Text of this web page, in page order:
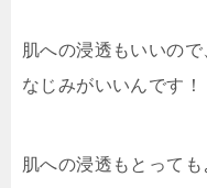
肌への浸透もいいの
なじみがいいんです！
肌への浸透もとって